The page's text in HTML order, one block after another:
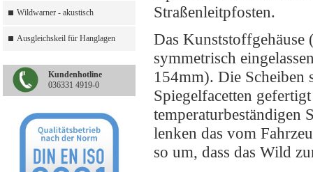
Wildwarner - akustisch
Ausgleichskeil für Hanglagen
Kundenhotline
036331 4919-0
Straßenleitpfosten.
Das Kunststoffgehäuse
symmetrisch
154mm). Die Scheiben
Spiegelfacetten
temperaturbeständigen
lenken das vom
so um, dass das Wild